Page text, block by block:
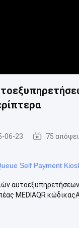
06-23 75
Self Payment
MEDIAQR